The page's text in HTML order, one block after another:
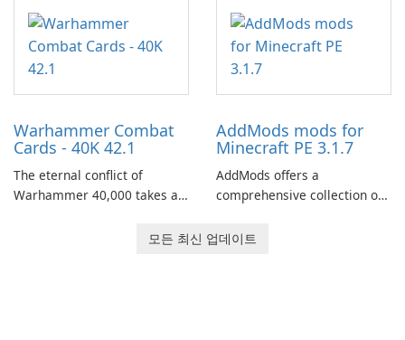
centered around the pursuit
of your brother, Andor,
through a quest-driven
narrative inspired by classic
Warhammer Combat
Cards - 40K 42.1
The eternal conflict of
Warhammer 40,000 takes a
Combat Cards - 40K, a card
AddMods mods for
Minecraft PE 3.1.7
AddMods offers a
comprehensive collection of
allowing you to enhance your
모든 최신 업데이트